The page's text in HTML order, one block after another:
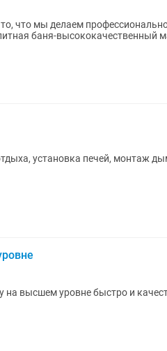
что мы делаем
баня-высококачественный
установка печей, монтаж
на высшем уровне быстро и